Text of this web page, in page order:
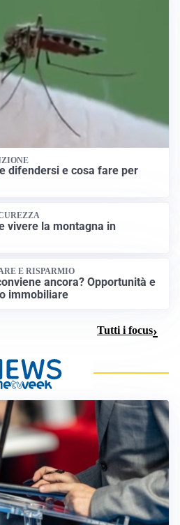
difendersi e cosa fare per
vivere la montagna in
E RISPARMIO
ancora? Opportunità e
immobiliare
Tutti i focus